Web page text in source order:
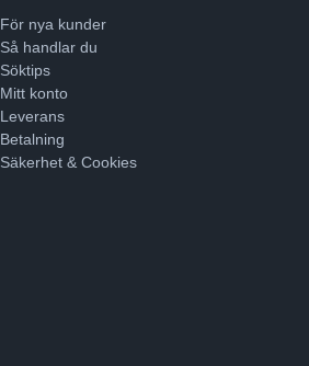
För nya kunder
Så handlar du
Söktips
Mitt konto
Leverans
Betalning
Säkerhet & Cookies